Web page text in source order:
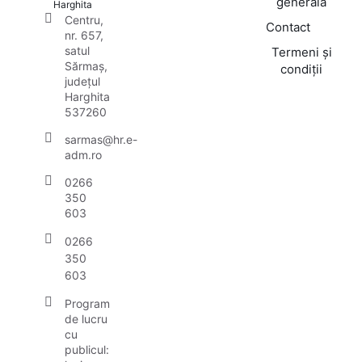
Harghita
Centru,
nr. 657,
satul
Sărmaș,
județul
Harghita
537260
sarmas@hr.e-
adm.ro
0266
350
603
0266
350
603
Program
de lucru
cu
publicul:
Contact
Termeni și
condiții